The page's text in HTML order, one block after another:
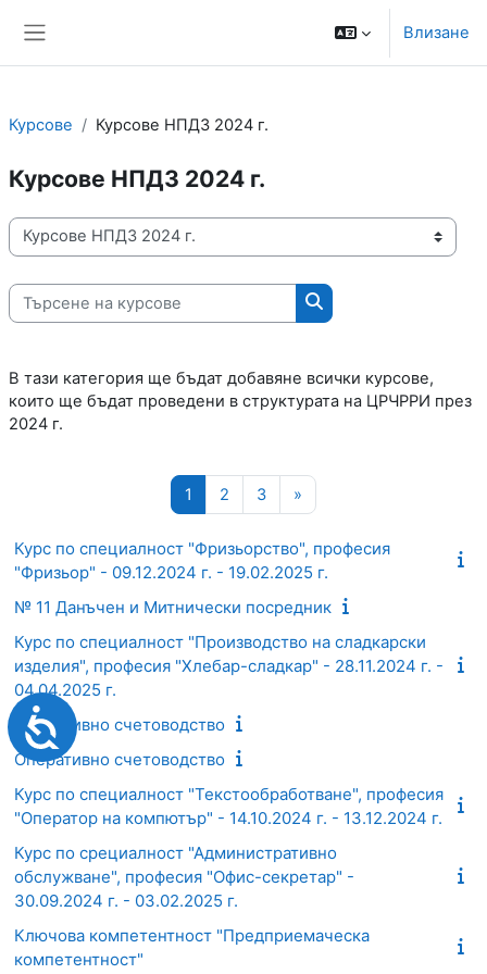
обърнете
включва
за
достъпност.
Достъпност
Влизане
Курсове Курсове НПДЗ 2024 г.
Курсове НПДЗ 2024 г.
Категории курсове
Търсене на курсове
Търсене на курсове
В тази категория ще бъдат добавяне всички курсове,
които ще бъдат проведени в структурата на ЦРЧРРИ през
2024 г.
1 Страница 1
2 Страница 2
3Страница 3
»
Курс по специалност "Фризьорство", професия
"Фризьор" - 09.12.2024 г. - 19.02.2025 г.
№ 11 Данъчен и Митнически посредник
Курс по специалност "Производство на сладкарски
изделия", професия "Хлебар-сладкар" - 28.11.2024 г. -
04.04.2025 г.
Оперативно счетоводство
Оперативно счетоводство
Курс по специалност "Текстообработване", професия
"Оператор на компютър" - 14.10.2024 г. - 13.12.2024 г.
Курс по срециалност "Административно
обслужване", професия "Офис-секретар" -
30.09.2024 г. - 03.02.2025 г.
Ключова компетентност "Предприемаческа
компетентност"